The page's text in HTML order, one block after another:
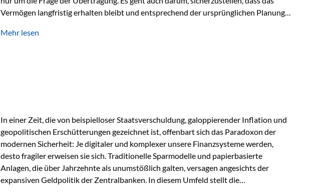
Vermögen langfristig erhalten bleibt und entsprechend der ursprünglichen Planung
Ein Vater schenkt seiner Tochter einen Teil seines Vermögens. Einige Jahre später
Mehr lesen
In einer Zeit, die von beispielloser Staatsverschuldung, galoppierender Inflation und
geopolitischen Erschütterungen gezeichnet ist, offenbart sich das Paradoxon der
modernen Sicherheit: Je digitaler und komplexer unsere Finanzsysteme werden,
desto fragiler erweisen sie sich. Traditionelle Sparmodelle und papierbasierte
Anlagen, die über Jahrzehnte als unumstößlich galten, versagen angesichts der
expansiven Geldpolitik der Zentralbanken. In diesem Umfeld stellt die